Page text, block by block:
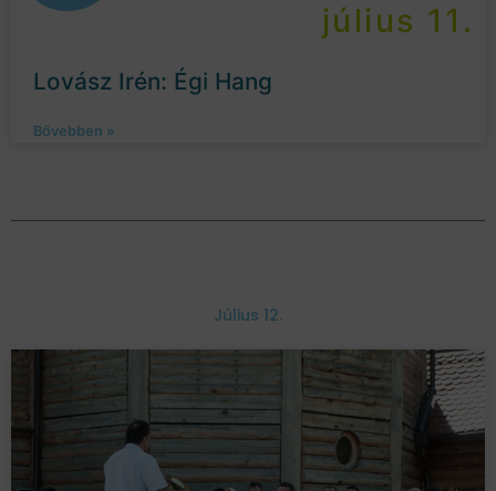
július 11.
Lovász Irén: Égi Hang
Bővebben »
Július 12.